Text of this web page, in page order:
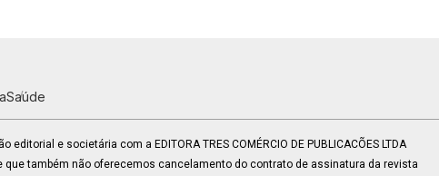
Saúde
e societária com a EDITORA TRES COMÉRCIO DE PUBLICACÕES LTDA
também não oferecemos cancelamento do contrato de assinatura da revista